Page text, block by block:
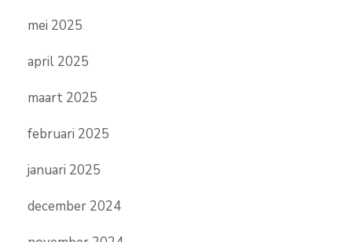
mei 2025
april 2025
maart 2025
februari 2025
januari 2025
december 2024